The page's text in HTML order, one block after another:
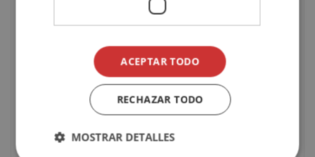
Certificación
Una vez el alumno haya finalizado la formación y
superado con éxito las pruebas finales, el estudiante
recibirá un diploma expedido por SEFHOR que certifica
que ha cursado el “ESPECIALISTA EN DISEÑO DE
ESCAPARATES
ACEPTAR TODO
RECHAZAR TODO
MOSTRAR DETALLES